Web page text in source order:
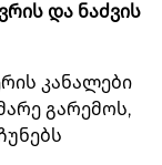
და ნაძვის
კანალები
გარემოს,